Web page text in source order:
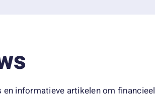
informatieve artikelen om financieel